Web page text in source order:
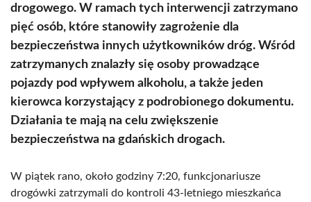
drogowego. W ramach tych interwencji zatrzymano
pięć osób, które stanowiły zagrożenie dla
bezpieczeństwa innych użytkowników dróg. Wśród
zatrzymanych znalazły się osoby prowadzące
pojazdy pod wpływem alkoholu, a także jeden
kierowca korzystający z podrobionego dokumentu.
Działania te mają na celu zwiększenie
bezpieczeństwa na gdańskich drogach.
W piątek rano, około godziny 7:20, funkcjonariusze
drogówki zatrzymali do kontroli 43-letniego mieszkańca